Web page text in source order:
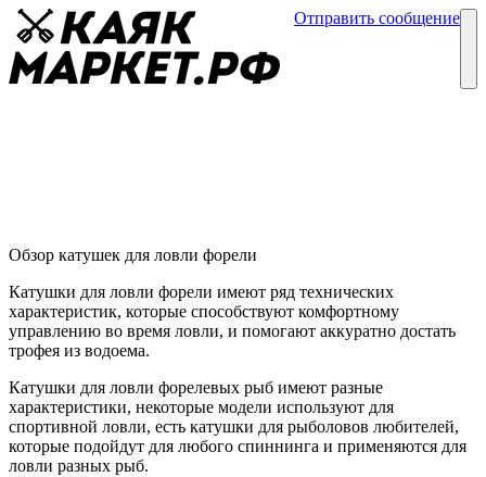
Отправить сообщение
Обзор катушек для ловли форели
Катушки для ловли форели имеют ряд технических
характеристик, которые способствуют комфортному
управлению во время ловли, и помогают аккуратно достать
трофея из водоема.
Катушки для ловли форелевых рыб имеют разные
характеристики, некоторые модели используют для
спортивной ловли, есть катушки для рыболовов любителей,
которые подойдут для любого спиннинга и применяются для
ловли разных рыб.